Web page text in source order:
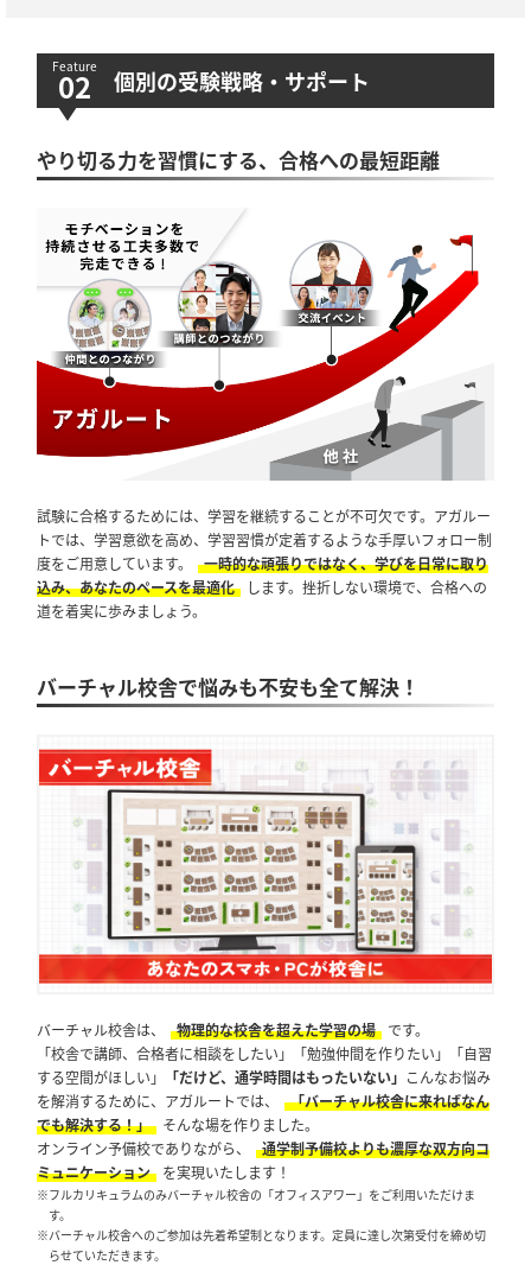
個別の受験戦略・サポート
やり切る力を習慣にする、合格への最短距離
試験に合格するためには、学習を継続することが不可欠です。アガルー
トでは、学習意欲を高め、学習習慣が定着するような手厚いフォロー制
度をご用意しています。
一時的な頑張りではなく、学びを日常に取り
込み、あなたのペースを最適化
します。挫折しない環境で、合格への
道を着実に歩みましょう。
バーチャル校舎で悩みも不安も全て解決！
バーチャル校舎は、 物理的な校舎を超えた学習の場
です。
「校舎で講師、合格者に相談をしたい」「勉強仲間を作りたい」「自習
する空間がほしい」
「だけど、通学時間はもったいない」 こんなお悩み
を解消するために、アガルートでは、
「バーチャル校舎に来ればなん
でも解決する！」
そんな場を作りました。
オンライン予備校でありながら、
通学制予備校よりも濃厚な双方向コ
ミュニケーション
を実現いたします！
※フルカリキュラムのみバーチャル校舎の「オフィスアワー」をご利用いただけま
す。
※バーチャル校舎へのご参加は先着希望制となります。定員に達し次第受付を締め切
らせていただきます。